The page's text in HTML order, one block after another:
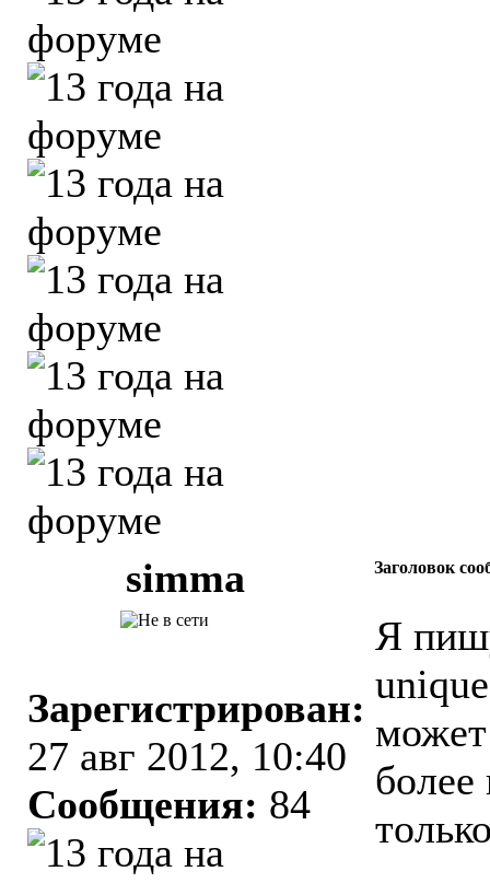
simma Заголовок
Зарегистрирован:
27 авг 2012, 10:40
Сообщения: 84
Я